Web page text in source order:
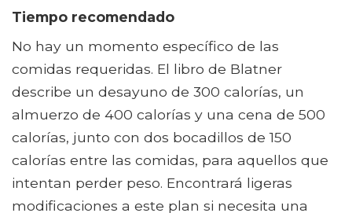
Tiempo recomendado
No hay un momento específico de las
comidas requeridas. El libro de Blatner
describe un desayuno de 300 calorías, un
almuerzo de 400 calorías y una cena de 500
calorías, junto con dos bocadillos de 150
calorías entre las comidas, para aquellos que
intentan perder peso. Encontrará ligeras
modificaciones a este plan si necesita una